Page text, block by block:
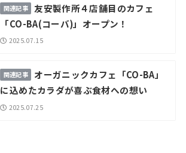
友安製作所４店舗目のカフェ
「CO-BA(コーバ)」オープン！
2025.07.15
オーガニックカフェ「CO-BA」
に込めたカラダが喜ぶ食材への想い
2025.07.25